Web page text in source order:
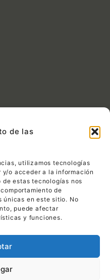
de las
utilizamos tecnologías
o acceder a la información
estas tecnologías nos
de
únicas en este sitio. No
puede afectar
y funciones.